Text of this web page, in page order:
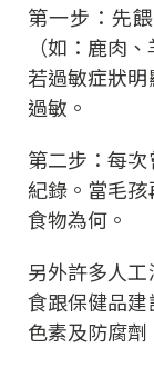
第一步：先
（如：鹿肉
若過敏症狀
過敏。
第二步：每
紀錄。當毛
食物為何。
另外許多人
食跟保健品建
色素及防腐劑